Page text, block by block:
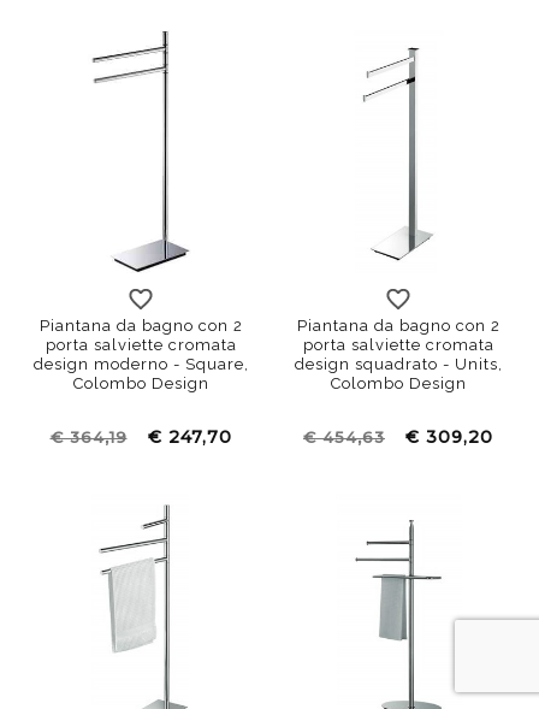
Piantana da bagno con 2
porta salviette cromata
design moderno - Square,
Colombo Design
€ 364,19 € 247,70
Piantana da bagno con 2
porta salviette cromata
design squadrato - Units,
Colombo Design
€ 454,63 € 309,20